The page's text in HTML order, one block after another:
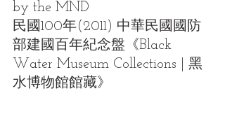
by the MND
民國100年(2011) 中華民國國防
部建國百年紀念盤 《Black
Water Museum Collections | 黑
水博物館館藏》